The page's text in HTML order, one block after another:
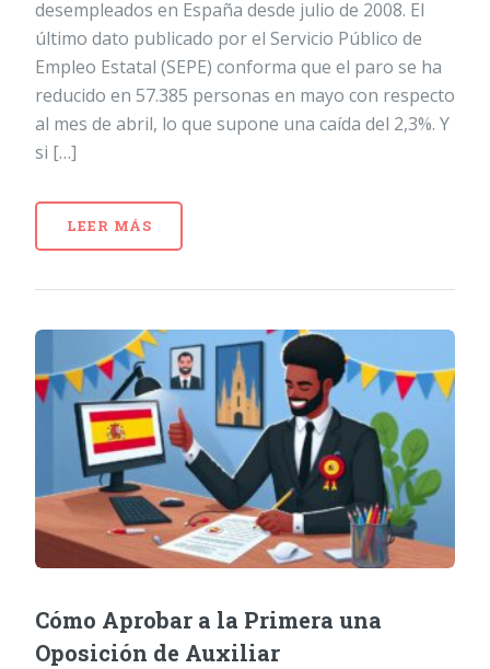
desempleados en España desde julio de 2008. El
último dato publicado por el Servicio Público de
Empleo Estatal (SEPE) conforma que el paro se ha
reducido en 57.385 personas en mayo con respecto
al mes de abril, lo que supone una caída del 2,3%. Y
si […]
LEER MÁS
Cómo Aprobar a la Primera una
Oposición de Auxiliar